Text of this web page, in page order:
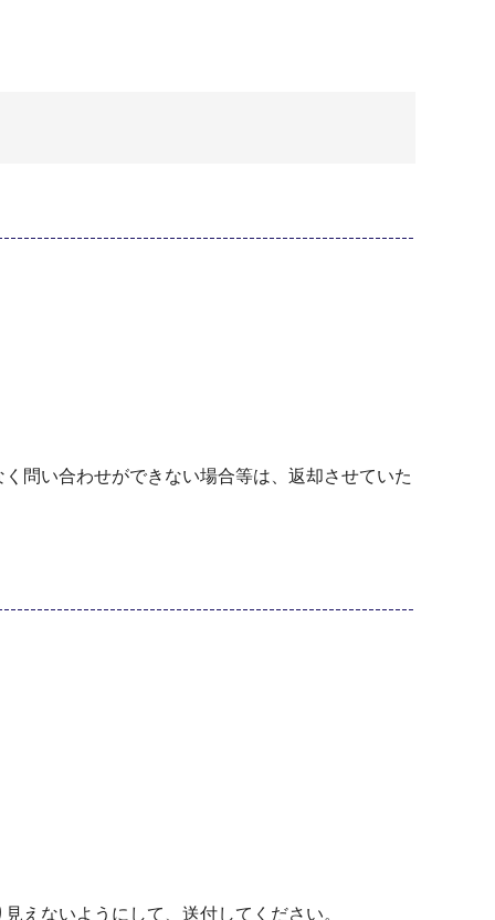
問い合わせができない場合等は、返却させていた
えないようにして、送付してください。